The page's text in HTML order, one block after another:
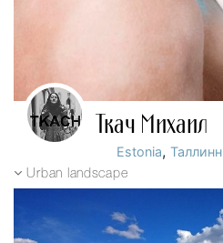
Ткач Михаил
Estonia,Таллинн
Urban landscape